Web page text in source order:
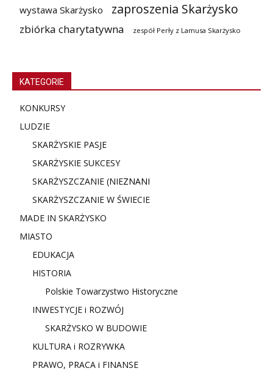
wystawa Skarżysko zaproszenia Skarżysko
zbiórka charytatywna zespół Perły z Lamusa Skarżysko
KATEGORIE
KONKURSY
LUDZIE
SKARŻYSKIE PASJE
SKARŻYSKIE SUKCESY
SKARŻYSZCZANIE (NIEZNANI
SKARŻYSZCZANIE W ŚWIECIE
MADE IN SKARŻYSKO
MIASTO
EDUKACJA
HISTORIA
Polskie Towarzystwo Historyczne
INWESTYCJE i ROZWÓJ
SKARŻYSKO W BUDOWIE
KULTURA i ROZRYWKA
PRAWO, PRACA i FINANSE